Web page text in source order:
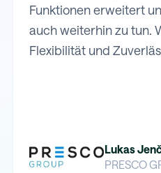
Funktionen erweitert
auch weiterhin zu tun.
Flexibilität und
Lukas
PRESCO